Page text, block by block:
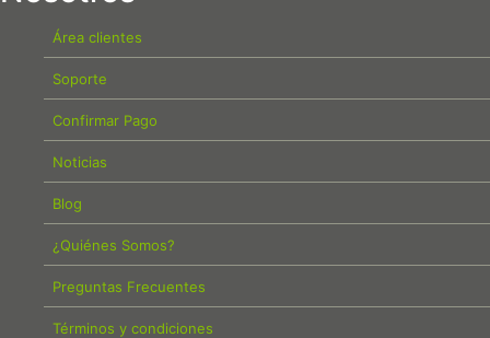
Área clientes
Soporte
Confirmar Pago
Noticias
Blog
¿Quiénes Somos?
Preguntas Frecuentes
Términos y condiciones